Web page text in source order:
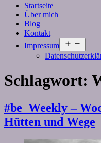
Startseite
Über mich
Blog
Kontakt
Impressum
öffnen
Schlagwort:
#be_Weekly –
Hütten und Wege